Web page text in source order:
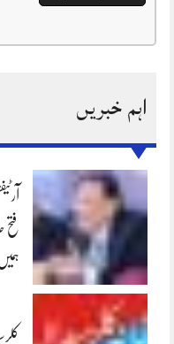
اہم خبریں